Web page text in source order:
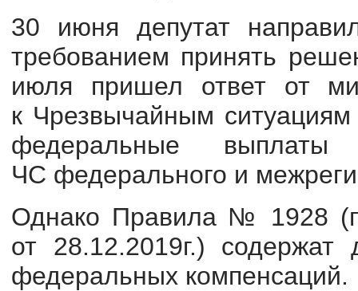
30 июня депутат
требованием принять
июля пришел ответ от
к Чрезвычайным
федеральные
ЧС федерального и
Однако Правила № 1928
от 28.12.2019г.)
федеральных компенсаций.